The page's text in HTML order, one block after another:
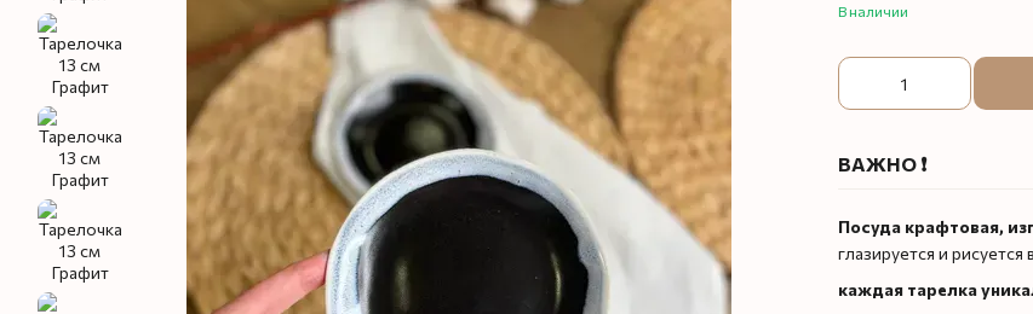
В наличии
ВАЖНО ❗️
Посуда крафтовая,
глазируется и
каждая тарелка